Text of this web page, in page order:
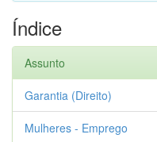
Índice
Assunto
Garantia (Direito)
Mulheres - Emprego